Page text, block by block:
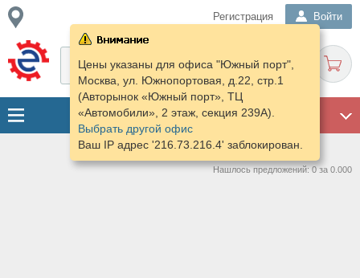
Регистрация Войти
Цены указаны для офиса "Южный порт",
Москва, ул. Южнопортовая, д.22, стр.1
(Авторынок «Южный порт», ТЦ
«Автомобили», 2 этаж, секция 239А).
Выбрать другой офис
Ваш IP адрес '216.73.216.4' заблокирован.
Нашлось предложений: 0 за 0.000